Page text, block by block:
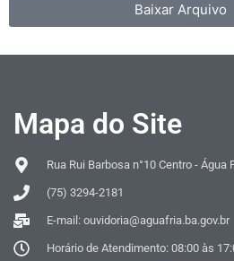
Baixar Arquivo
Mapa do Site
Rua Rui Barbosa n°10 Centro - Água
(75) 3294-2181
E-mail: ouvidoria@aguafria.ba.gov.br
Horário de Atendimento: 08:00 às